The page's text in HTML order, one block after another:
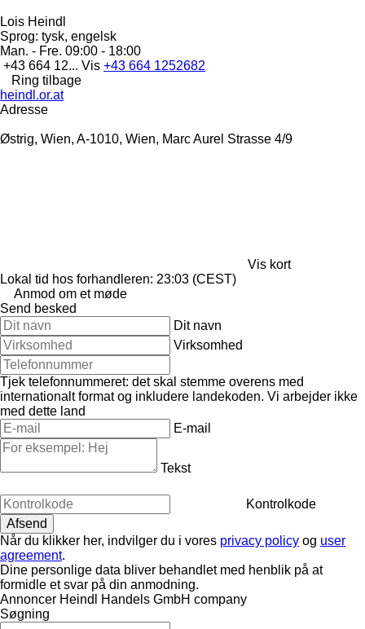
Lois Heindl
Sprog: tysk, engelsk
Man. - Fre. 09:00 - 18:00
+43 664 12... Vis +43 664 1252682
Ring tilbage
heindl.or.at
Adresse
Østrig, Wien, A-1010, Wien, Marc Aurel Strasse 4/9
Vis kort
Lokal tid hos forhandleren: 23:03 (CEST)
Anmod om et møde
Send besked
Dit navn
Virksomhed
Tjek telefonnummeret: det skal stemme overens med
internationalt format og inkludere landekoden. Vi arbejder ikke
med dette land
E-mail
Tekst
Kontrolkode
Når du klikker her, indvilger du i vores privacy policy og user
agreement.
Dine personlige data bliver behandlet med henblik på at
formidle et svar på din anmodning.
Annoncer Heindl Handels GmbH company
Søgning